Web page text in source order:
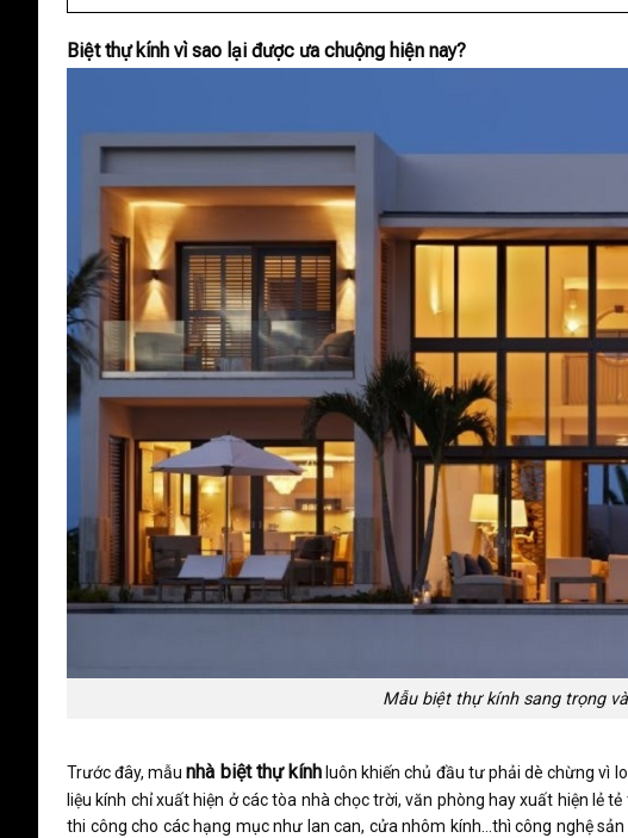
Biệt thự kính vì sao lại được ưa chuộng hiện nay?
Mẫu biệt thự kính sang trọng
Trước đây, mẫunhà biệt thự kínhluôn khiến chủ đầu tư phải dè chừng vì
liệu kính chỉ xuất hiện ở các tòa nhà chọc trời, văn phòng hay xuất hiện lẻ
thi công cho các hạng mục như lan can, cửa nhôm kính…thì công nghệ